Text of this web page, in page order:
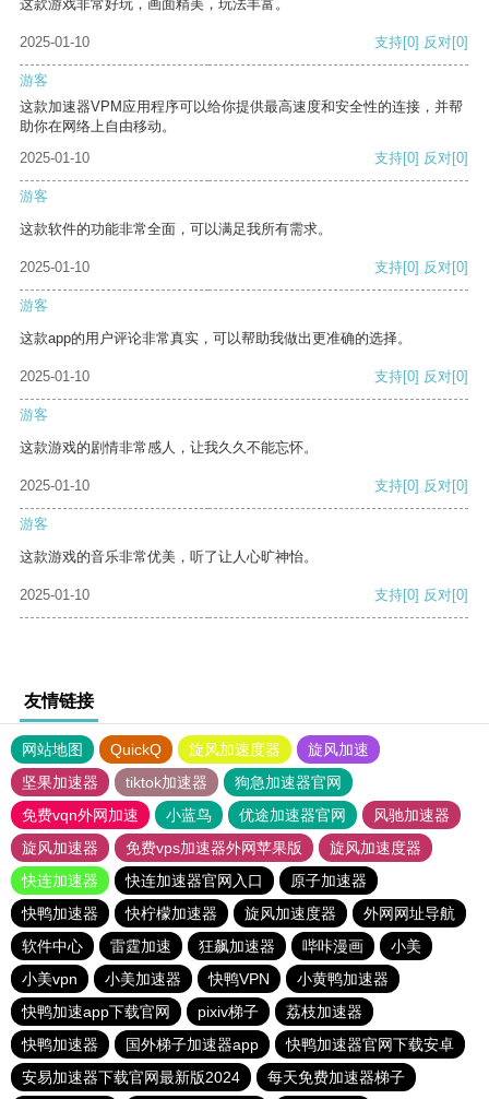
这款游戏非常好玩，画面精美，玩法丰富。
2025-01-10 支持[0] 反对[0]
游客
这款加速器VPM应用程序可以给你提供最高速度和安全性的连接，并帮
助你在网络上自由移动。
2025-01-10
支持[0] 反对[0]
游客
这款软件的功能非常全面，可以满足我所有需求。
2025-01-10 支持[0] 反对[0]
游客
这款app的用户评论非常真实，可以帮助我做出更准确的选择。
2025-01-10 支持[0] 反对[0]
游客
这款游戏的剧情非常感人，让我久久不能忘怀。
2025-01-10 支持[0] 反对[0]
游客
这款游戏的音乐非常优美，听了让人心旷神怡。
2025-01-10 支持[0] 反对[0]
友情链接
网站地图 QuickQ 旋风加速度器
旋风加速
坚果加速器
tiktok加速器
狗急加速器官网
免费vqn外网加速
小蓝鸟 优途加速器官网
风驰加速器
旋风加速器
免费vps加速器外网苹果版
旋风加速度器
快连加速器
快连加速器官网入口
原子加速器
快鸭加速器
快柠檬加速器 旋风加速度器
外网网址导航
软件中心
雷霆加速 狂飙加速器 哔咔漫画
小美
小美vpn
小美加速器 快鸭VPN
小黄鸭加速器
快鸭加速app下载官网
pixiv梯子
荔枝加速器
快鸭加速器
国外梯子加速器app
快鸭加速器官网下载安卓
安易加速器下载官网最新版2024
每天免费加速器梯子